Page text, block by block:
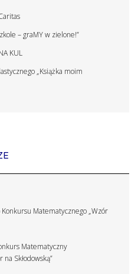
– graMY w zielone!”
KUL
„Książka moim
Matematycznego „Wzór
Matematyczny
na Skłodowską”